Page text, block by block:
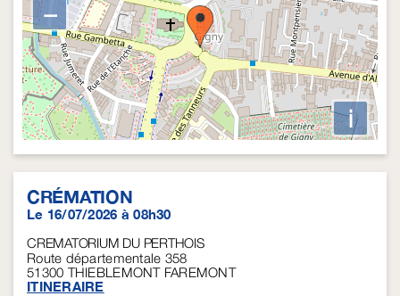
−
i
CRÉMATION
Le 16/07/2026 à 08h30
CREMATORIUM DU PERTHOIS
Route départementale 358
51300 THIEBLEMONT FAREMONT
ITINERAIRE